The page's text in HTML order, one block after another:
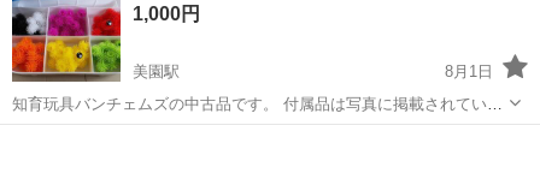
お仕事 ◇半導体部品製造作...
1,000円
美園駅
8月1日
知育玩具バンチェムズの中古品です。 付属品は写真に掲載されている
ものが全てです。 不足している付属品は以下に記載しました。 【付属